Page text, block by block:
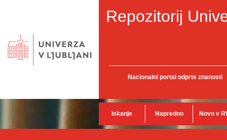
Repozitorij
Nacionalni portal odprte znanosti
Iskanje Napredno Novo v